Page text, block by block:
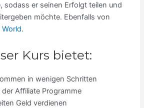
sodass er seinen Erfolgt teilen und
möchte. Ebenfalls von
.
Kurs bietet:
in wenigen Schritten
Affiliate Programme
Geld verdienen